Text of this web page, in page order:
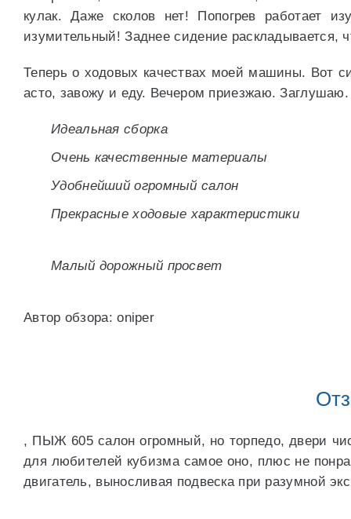
кулак. Даже сколов нет! Попогрев работает
изумительный! Заднее сидение раскладывается,
Теперь о ходовых качествах моей машины. Вот
асто, завожу и еду. Вечером приезжаю.
Идеальная сборка
Очень качественные материалы
Удобнейший огромный салон
Прекрасные ходовые характеристики
Малый дорожный просвет
Автор обзора: oniper
, ПЫЖ 605 салон огромный, но торпедо, двери
для любителей кубизма самое оно, плюс не
двигатель, выносливая подвеска при разумной